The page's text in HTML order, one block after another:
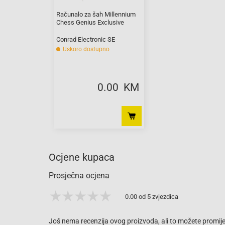
Računalo za šah Millennium
Chess Genius Exclusive
Conrad Electronic SE
Uskoro dostupno
0.00 KM
Ocjene kupaca
Prosječna ocjena
0.00 od 5 zvjezdica
Još nema recenzija ovog proizvoda, ali to možete